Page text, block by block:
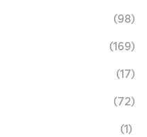
(98)
(169)
(17)
(72)
(1)